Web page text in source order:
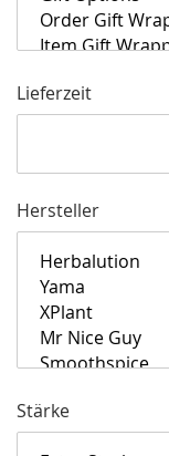
Lieferzeit
Hersteller
Stärke